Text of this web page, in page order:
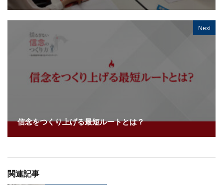
Next
信念をつくり上げる最短ルートとは？
関連記事